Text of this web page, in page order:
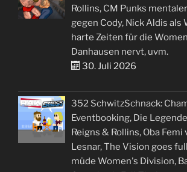
Rollins, CM Punks
gegen Cody, Nick Aldis als
harte Zeiten für die
Danhausen nervt, uvm.
30. Juli 2026
352 SchwitzSchnack:
Eventbooking, Die
Reigns & Rollins, Oba Femi
Lesnar, The Vision goes
müde Women's Division,